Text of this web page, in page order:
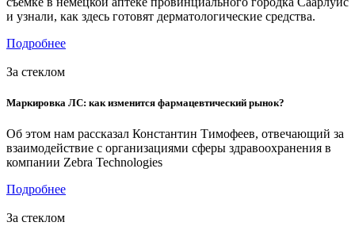
и узнали, как здесь готовят дерматологические средства.
Подробнее
За стеклом
Маркировка ЛС: как изменится фармацевтический рынок?
Об этом нам рассказал Константин Тимофеев, отвечающий за
взаимодействие с организациями сферы здравоохранения в
компании Zebra Technologies
Подробнее
За стеклом